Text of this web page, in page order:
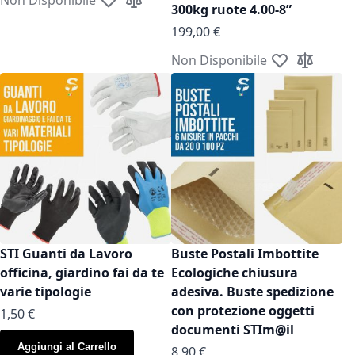
Aggiungi alla lista desideri
Aggiungi al confronto
300kg ruote 4.00-8”
199,00 €
Non Disponibile Aggiungi alla
Aggiungi
STI Guanti da Lavoro
officina, giardino fai da te
varie tipologie
As low as
1,50 €
Aggiungi al Carrello
Buste Postali Imbottite
Ecologiche chiusura
adesiva. Buste spedizione
con protezione oggetti
documenti STIm@il
As low as